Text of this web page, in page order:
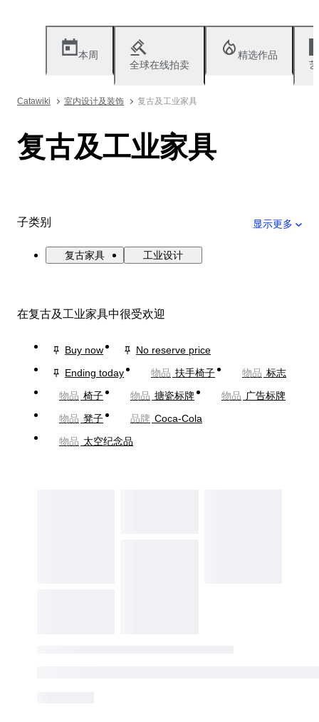
本周
全球在线拍卖
精选作品
Catawiki 室内设计及装饰 复古及工业家具
复古及工业家具
子类别 显示更多
复古家具 工业设计
在复古及工业家具中很受欢迎
Buy now
No reserve price
Ending today
物品 扶手椅子 物品 标志
物品 椅子 物品 搪瓷标牌 物品 广告标牌
物品 凳子 品牌 Coca-Cola
物品 太空纪念品